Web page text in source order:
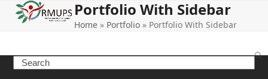
SkipOpen
mobile
Close
mobile
Portfolio With Sidebar
Home » Portfolio » Portfolio With Sidebar
Search